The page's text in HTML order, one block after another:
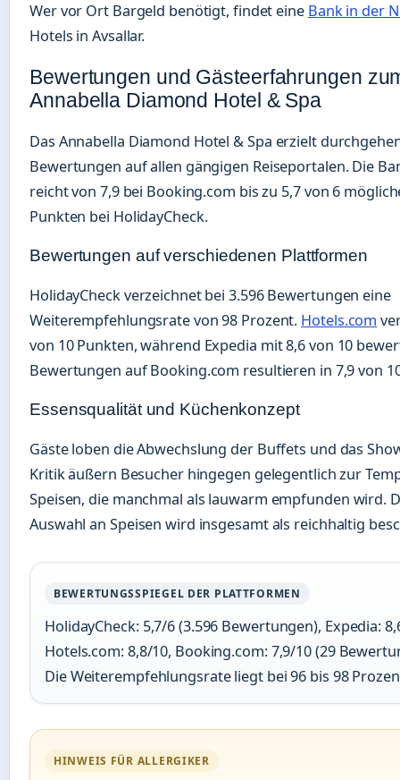
Wer vor Ort Bargeld benötigt, findet eine Bank in der
Hotels in Avsallar.
Bewertungen und Gästeerfahrungen
Annabella Diamond Hotel & Spa
Das Annabella Diamond Hotel & Spa erzielt
Bewertungen auf allen gängigen Reiseportalen. Die
reicht von 7,9 bei Booking.com bis zu 5,7 von 6
Punkten bei HolidayCheck.
Bewertungen auf verschiedenen Plattformen
HolidayCheck verzeichnet bei 3.596 Bewertungen eine
Weiterempfehlungsrate von 98 Prozent. Hotels.com
von 10 Punkten, während Expedia mit 8,6 von 10
Bewertungen auf Booking.com resultieren in 7,9 von
Essensqualität und Küchenkonzept
Gäste loben die Abwechslung der Buffets und das
Kritik äußern Besucher hingegen gelegentlich zur
Speisen, die manchmal als lauwarm empfunden wird.
Auswahl an Speisen wird insgesamt als reichhaltig
BEWERTUNGSSPIEGEL DER PLATTFORMEN
HolidayCheck: 5,7/6 (3.596 Bewertungen), Expedia:
Hotels.com: 8,8/10, Booking.com: 7,9/10 (29
Die Weiterempfehlungsrate liegt bei 96 bis 98
HINWEIS FÜR ALLERGIKER